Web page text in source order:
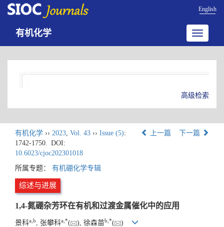
English
Toggle
有机化学
高级检索
有机化学 ›› 2023, Vol. 43 ›› Issue (5):
1742-1750. DOI:
10.6023/cjoc202301018
上一篇 下一篇
所属专题： 有机硼化学专辑
综述与进展
1,4-氮硼杂芳环在有机和过渡金属催化中的应用
景科a b , 张攀科a *( ), 徐森苗b *( )